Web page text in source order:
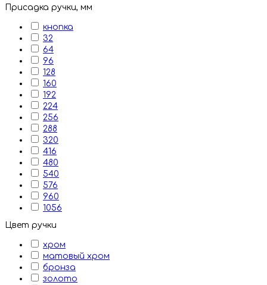
Присадка ручки, мм
кнопка
32
64
96
128
160
192
224
256
288
320
416
480
540
576
960
1056
Цвет ручки
хром
матовый хром
бронза
золото